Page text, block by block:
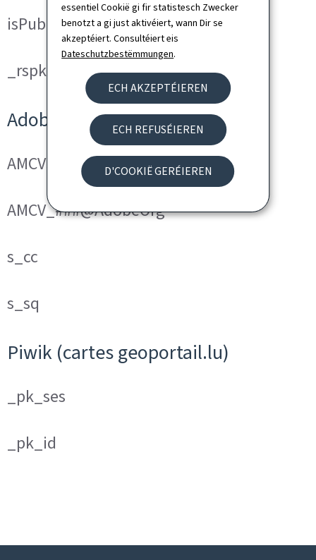
essentiel Cookië gi fir statistesch Zwecker
benotzt a gi just aktivéiert, wann Dir se
akzeptéiert. Consultéiert eis
Dateschutzbestëmmungen.
ECH AKZEPTÉIEREN
ECH REFUSÉIEREN
D'COOKIË GERÉIEREN
isPublicWebsite
_rspkrLoadCore (ReadSpeaker)
Adobe Analytics
AMCVS_###@AdobeOrg
AMCV_###@AdobeOrg
s_cc
s_sq
Piwik (cartes geoportail.lu)
_pk_ses
_pk_id